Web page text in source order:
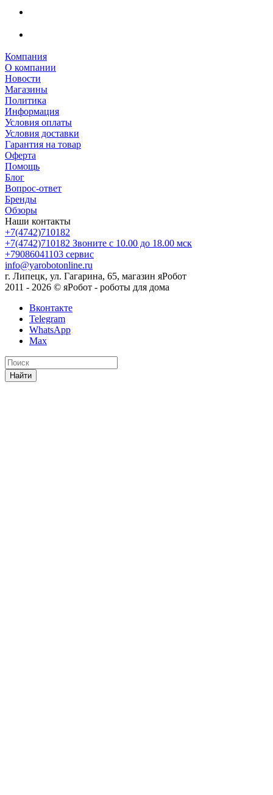
Компания
О компании
Новости
Магазины
Политика
Информация
Условия оплаты
Условия доставки
Гарантия на товар
Оферта
Помощь
Блог
Вопрос-ответ
Бренды
Обзоры
Наши контакты
+7(4742)710182
+7(4742)710182 Звоните с 10.00 до 18.00 мск
+79086041103 сервис
info@yarobotonline.ru
г. Липецк, ул. Гагарина, 65, магазин яРобот
2011 - 2026 © яРобот - роботы для дома
Вконтакте
Telegram
WhatsApp
Max
Найти